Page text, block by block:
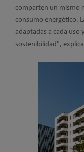
comparten un mismo
consumo energético.
adaptadas a cada uso
sostenibilidad",